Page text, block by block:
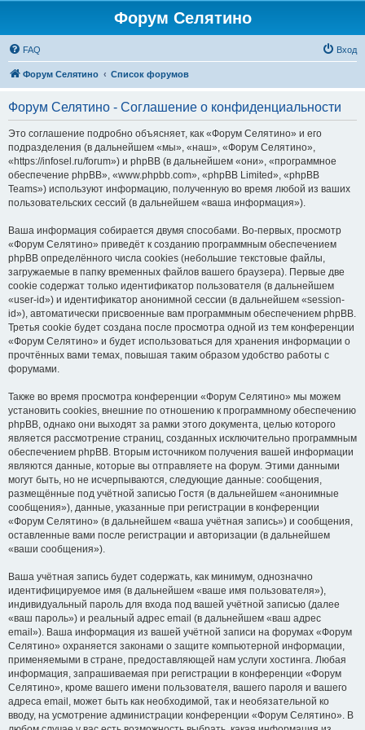
Форум Селятино
FAQ Вход
Форум Селятино Список форумов
Форум Селятино - Соглашение о конфиденциальности
Это соглашение подробно объясняет, как «Форум Селятино» и его
подразделения (в дальнейшем «мы», «наш», «Форум Селятино»,
«https://infosel.ru/forum») и phpBB (в дальнейшем «они», «программное
обеспечение phpBB», «www.phpbb.com», «phpBB Limited», «phpBB
Teams») используют информацию, полученную во время любой из ваших
пользовательских сессий (в дальнейшем «ваша информация»).
Ваша информация собирается двумя способами. Во-первых, просмотр
«Форум Селятино» приведёт к созданию программным обеспечением
phpBB определённого числа cookies (небольшие текстовые файлы,
загружаемые в папку временных файлов вашего браузера). Первые две
cookie содержат только идентификатор пользователя (в дальнейшем
«user-id») и идентификатор анонимной сессии (в дальнейшем «session-
id»), автоматически присвоенные вам программным обеспечением phpBB.
Третья cookie будет создана после просмотра одной из тем конференции
«Форум Селятино» и будет использоваться для хранения информации о
прочтённых вами темах, повышая таким образом удобство работы с
форумами.
Также во время просмотра конференции «Форум Селятино» мы можем
установить cookies, внешние по отношению к программному обеспечению
phpBB, однако они выходят за рамки этого документа, целью которого
является рассмотрение страниц, созданных исключительно программным
обеспечением phpBB. Вторым источником получения вашей информации
являются данные, которые вы отправляете на форум. Этими данными
могут быть, но не исчерпываются, следующие данные: сообщения,
размещённые под учётной записью Гостя (в дальнейшем «анонимные
сообщения»), данные, указанные при регистрации в конференции
«Форум Селятино» (в дальнейшем «ваша учётная запись») и сообщения,
оставленные вами после регистрации и авторизации (в дальнейшем
«ваши сообщения»).
Ваша учётная запись будет содержать, как минимум, однозначно
идентифицируемое имя (в дальнейшем «ваше имя пользователя»),
индивидуальный пароль для входа под вашей учётной записью (далее
«ваш пароль») и реальный адрес email (в дальнейшем «ваш адрес
email»). Ваша информация из вашей учётной записи на форумах «Форум
Селятино» охраняется законами о защите компьютерной информации,
применяемыми в стране, предоставляющей нам услуги хостинга. Любая
информация, запрашиваемая при регистрации в конференции «Форум
Селятино», кроме вашего имени пользователя, вашего пароля и вашего
адреса email, может быть как необходимой, так и необязательной ко
вводу, на усмотрение администрации конференции «Форум Селятино». В